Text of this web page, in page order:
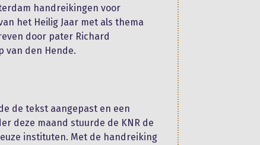
handreikingen voor
het Heilig Jaar met als thema
door pater Richard
van den Hende.
de tekst aangepast en een
deze maand stuurde de KNR de
instituten. Met de handreiking